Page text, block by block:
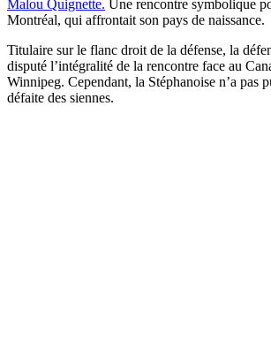
Malou Quignette. Une rencontre symbolique
Montréal, qui affrontait son pays de naissance.
Titulaire sur le flanc droit de la défense, la
disputé l’intégralité de la rencontre face au
Winnipeg. Cependant, la Stéphanoise n’a pas
défaite des siennes.